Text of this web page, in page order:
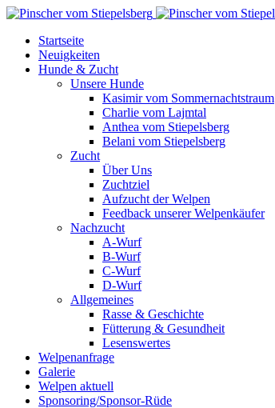
Startseite
Neuigkeiten
Hunde & Zucht
Unsere Hunde
Kasimir vom Sommernachtstraum
Charlie vom Lajmtal
Anthea vom Stiepelsberg
Belani vom Stiepelsberg
Zucht
Über Uns
Zuchtziel
Aufzucht der Welpen
Feedback unserer Welpenkäufer
Nachzucht
A-Wurf
B-Wurf
C-Wurf
D-Wurf
Allgemeines
Rasse & Geschichte
Fütterung & Gesundheit
Lesenswertes
Welpenanfrage
Galerie
Welpen aktuell
Sponsoring/Sponsor-Rüde